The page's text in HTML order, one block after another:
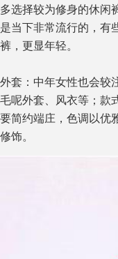
多选择较为修身的休闲
是当下非常流行的，有
裤，更显年轻。
外套：中年女性也会较
毛呢外套、风衣等；款
要简约端庄，色调以优
修饰。